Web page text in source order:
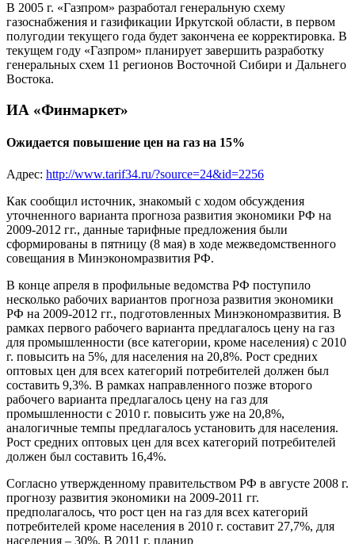
В 2005 г. «Газпром» разработал генеральную схему
газоснабжения и газификации Иркутской области, в первом
полугодии текущего года будет закончена ее корректировка. В
текущем году «Газпром» планирует завершить разработку
генеральных схем 11 регионов Восточной Сибири и Дальнего
Востока.
ИА «Финмаркет»
Ожидается повышение цен на газ на 15%
Адрес: http://www.tarif34.ru/?source=24&id=2256
Как сообщил источник, знакомый с ходом обсуждения
уточненного варианта прогноза развития экономики РФ на
2009-2012 гг., данные тарифные предложения были
сформированы в пятницу (8 мая) в ходе межведомственного
совещания в Минэкономразвития РФ.
В конце апреля в профильные ведомства РФ поступило
несколько рабочих вариантов прогноза развития экономики
РФ на 2009-2012 гг., подготовленных Минэкономразвития. В
рамках первого рабочего варианта предлагалось цену на газ
для промышленности (все категории, кроме населения) с 2010
г. повысить на 5%, для населения на 20,8%. Рост средних
оптовых цен для всех категорий потребителей должен был
составить 9,3%. В рамках направленного позже второго
рабочего варианта предлагалось цену на газ для
промышленности с 2010 г. повысить уже на 20,8%,
аналогичные темпы предлагалось установить для населения.
Рост средних оптовых цен для всех категорий потребителей
должен был составить 16,4%.
Согласно утвержденному правительством РФ в августе 2008 г.
прогнозу развития экономики на 2009-2011 гг.
предполагалось, что рост цен на газ для всех категорий
потребителей кроме населения в 2010 г. составит 27,7%, для
населения – 30%. В 2011 г. планир